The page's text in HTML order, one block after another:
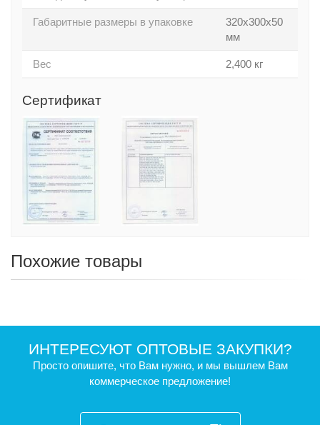
Габаритные размеры в упаковке
320х300х50
мм
Вес 2,400 кг
Сертификат
Похожие товары
ИНТЕРЕСУЮТ ОПТОВЫЕ ЗАКУПКИ?
Просто опишите, что Вам нужно, и мы вышлем Вам
коммерческое предложение!